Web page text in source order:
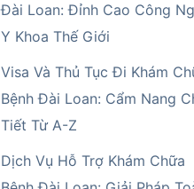
Đài Loan: Đỉnh Cao Công
Y Khoa Thế Giới
Visa Và Thủ Tục Đi Khám
Bệnh Đài Loan: Cẩm Nang
Tiết Từ A-Z
Dịch Vụ Hỗ Trợ Khám Chữa